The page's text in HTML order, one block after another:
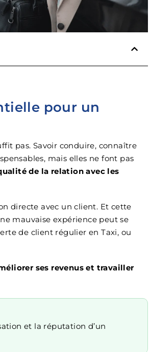
reprocher je
recommande
pour un
pas. Savoir conduire, connaître
mais elles ne font pas
de la relation avec les
directe avec un client. Et cette
mauvaise expérience peut se
de client régulier en Taxi, ou
ses revenus et travailler
et la réputation d’un